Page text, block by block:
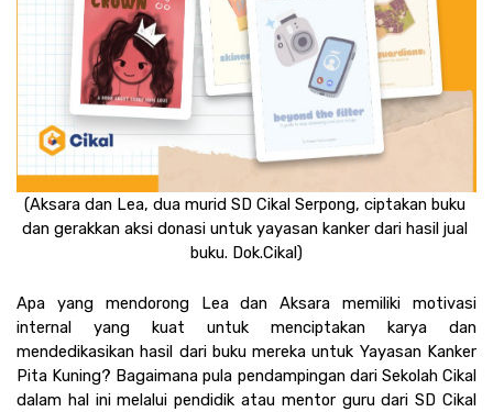
(Aksara dan Lea, dua murid SD Cikal Serpong, ciptakan buku
dan gerakkan aksi donasi untuk yayasan kanker dari hasil jual
buku. Dok.Cikal)
Apa yang mendorong Lea dan Aksara memiliki motivasi
internal yang kuat untuk menciptakan karya dan
mendedikasikan hasil dari buku mereka untuk Yayasan Kanker
Pita Kuning? Bagaimana pula pendampingan dari Sekolah Cikal
dalam hal ini melalui pendidik atau mentor guru dari SD Cikal